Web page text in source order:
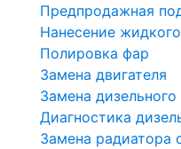
Предпродажная
Нанесение
Полировка фар
Замена двигателя
Замена дизельного
Диагностика
Замена радиатора